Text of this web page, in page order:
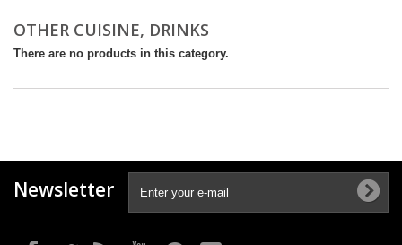
LIVRES ANCIENS AVANT 1945
OTHER CUISINE, DRINKS
There are no products in this category.
Newsletter